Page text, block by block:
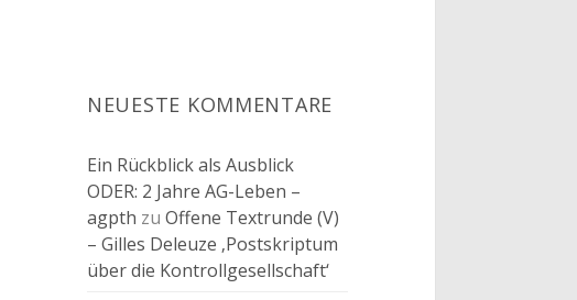
NEUESTE KOMMENTARE
Ein Rückblick als Ausblick
ODER: 2 Jahre AG-Leben –
agpth zuOffene Textrunde (V)
– Gilles Deleuze ‚Postskriptum
über die Kontrollgesellschaft‘